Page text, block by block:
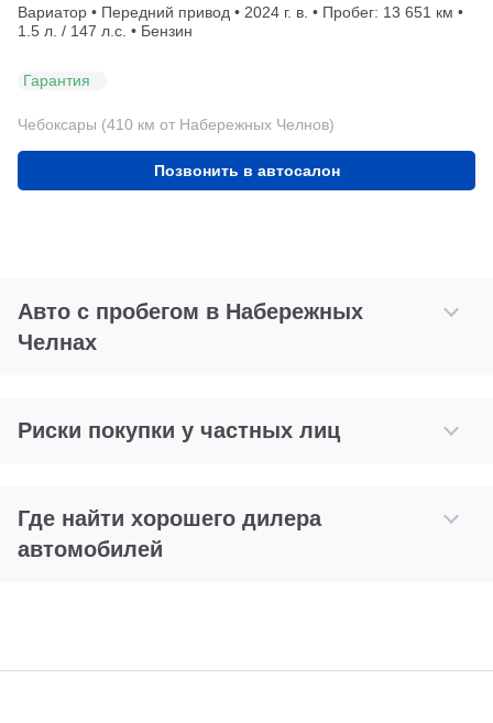
Вариатор • Передний привод • 2024 г. в. • Пробег: 13 651 км •
1.5 л. / 147 л.с. • Бензин
Гарантия
Чебоксары (410 км от Набережных Челнов)
Позвонить в автосалон
Авто с пробегом в Набережных
Челнах
Риски покупки у частных лиц
Где найти хорошего дилера
автомобилей